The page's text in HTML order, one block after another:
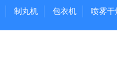
制丸机 包衣机 喷雾干